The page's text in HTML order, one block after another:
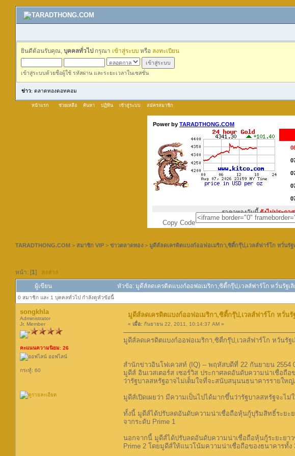
ยินดีต้อนรับคุณ, บุคคลทั่วไป กรุณา เข้าสู่ระบบ หรือ ลงทะเบียน
เข้าสู่ระบบด้วยชื่อผู้ใช้ รหัสผ่าน และระยะเวลาในเซสชั่น
ข่าว: ตลาดทองดอทคอม
หน้าแรก ช่วยเหลือ ค้นหา ปฏิทิน เข้าสู่ระบบ สมัครสมาชิก
Copy Code
TARADTHONG.COM > สมาชิก VIP > ข่าวตลาดทอง > มูดีส์ลดเครดิตแบงก์ออฟอเมริกา,ซิตี้กรุ๊ป,เวลส์ฟาร์โก หวั่นรั
หน้า: [1] ลงล่าง
ผู้เขียน หัวข้อ: มูดีส์ลดเครดิตแบงก์ออฟอเมริกา,ซิตี้กรุ๊ป,เวลส์ฟาร์โก หวั่นรัฐ
0 สมาชิก และ 1 บุคคลทั่วไป กำลังดูหัวข้อนี้
songkhla
Administrator
Jr. Member
คะแนนความนิยม: 26
ออฟไลน์
กระทู้: 60
มูดีส์ลดเครดิตแบงก์ออฟอเมริกา,ซิตี้กรุ๊ป,เวลส์ฟาร์โก หวั่น
« เมื่อ: กันยายน 22, 2011, 10:14:37 AM »
มูดีส์ลดเครดิตแบงก์ออฟอเมริกา,ซิตี้กรุ๊ป,เวลส์ฟาร์โก หวั่นรัฐ
สำนักข่าวอินโฟเควสท์ (IQ) -- พฤหัสบดีที่ 22 กันยายน 2554
มูดีส์ อินเวสเตอร์ส เซอร์วิส ประกาศลดอันดับความน่าเชื่อ
ว่ารัฐบาลสหรัฐอาจไม่เต็มใจที่จะสนับสนุนนธนาคารรายใหญ่
มูดีส์เปิดเผยว่า มีความเป็นไปได้มากขึ้นว่ารัฐบาลสหรัฐจะไ
ทั้งนี้ มูดีส์ได้ปรับลดอันดับความน่าเชื่อถือหุ้นกู้บุริมสิทธิ์ระยะ
จากระดับ Prime 1
นอกจากนี้ มูดีส์ได้ปรับลดอันดับความน่าเชื่อถือหุ้นกู้ระยะยา
Prime 2 โดยมูดีส์ให้แนวโน้มความน่าเชื่อถือของธนาคารทั้ง